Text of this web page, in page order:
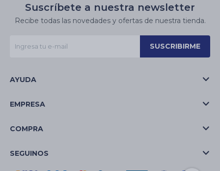
Suscríbete a nuestra newsletter
Recibe todas las novedades y ofertas de nuestra tienda.
SUSCRIBIRME
AYUDA
EMPRESA
COMPRA
SEGUINOS